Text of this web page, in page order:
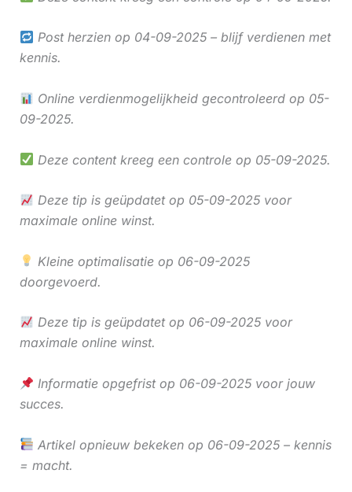
Post herzien op 04-09-2025 – blijf verdienen met
kennis.
Online verdienmogelijkheid gecontroleerd op 05-
09-2025.
Deze content kreeg een controle op 05-09-2025.
Deze tip is geüpdatet op 05-09-2025 voor
maximale online winst.
Kleine optimalisatie op 06-09-2025
doorgevoerd.
Deze tip is geüpdatet op 06-09-2025 voor
maximale online winst.
Informatie opgefrist op 06-09-2025 voor jouw
succes.
Artikel opnieuw bekeken op 06-09-2025 – kennis
= macht.